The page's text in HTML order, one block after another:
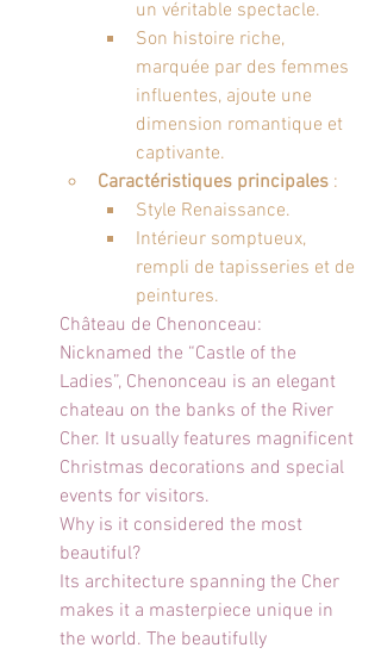
un véritable spectacle.
Son histoire riche,
marquée par des femmes
influentes, ajoute une
dimension romantique et
captivante.
Caractéristiques principales :
Style Renaissance.
Intérieur somptueux,
rempli de tapisseries et de
peintures.
Château de Chenonceau:
Nicknamed the “Castle of the
Ladies”, Chenonceau is an elegant
chateau on the banks of the River
Cher. It usually features magnificent
Christmas decorations and special
events for visitors.
Why is it considered the most
beautiful?
Its architecture spanning the Cher
makes it a masterpiece unique in
the world. The beautifully